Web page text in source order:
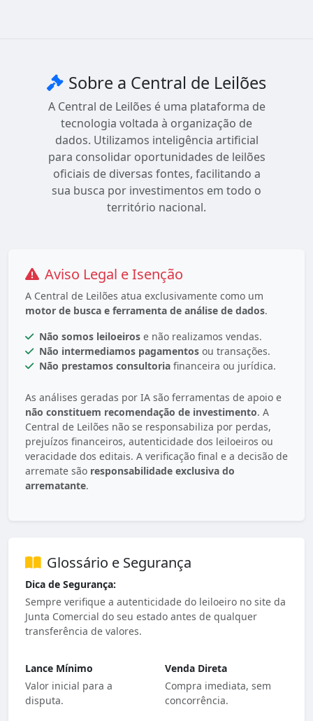
Sobre a Central de Leilões
A Central de Leilões é uma plataforma de
tecnologia voltada à organização de
dados. Utilizamos inteligência artificial
para consolidar oportunidades de leilões
oficiais de diversas fontes, facilitando a
sua busca por investimentos em todo o
território nacional.
Aviso Legal e Isenção
A Central de Leilões atua exclusivamente como um
motor de busca e ferramenta de análise de dados.
Não somos leiloeiros e não realizamos vendas.
Não intermediamos pagamentos ou transações.
Não prestamos consultoria financeira ou jurídica.
As análises geradas por IA são ferramentas de apoio e
não constituem recomendação de investimento. A
Central de Leilões não se responsabiliza por perdas,
prejuízos financeiros, autenticidade dos leiloeiros ou
veracidade dos editais. A verificação final e a decisão de
arremate são responsabilidade exclusiva do
arrematante.
Glossário e Segurança
Dica de Segurança:
Sempre verifique a autenticidade do leiloeiro no site da
Junta Comercial do seu estado antes de qualquer
transferência de valores.
Lance Mínimo
Valor inicial para a
disputa.
Venda Direta
Compra imediata, sem
concorrência.